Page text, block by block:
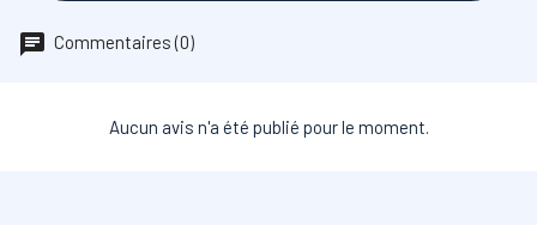
Commentaires (0)
Aucun avis n'a été publié pour le moment.